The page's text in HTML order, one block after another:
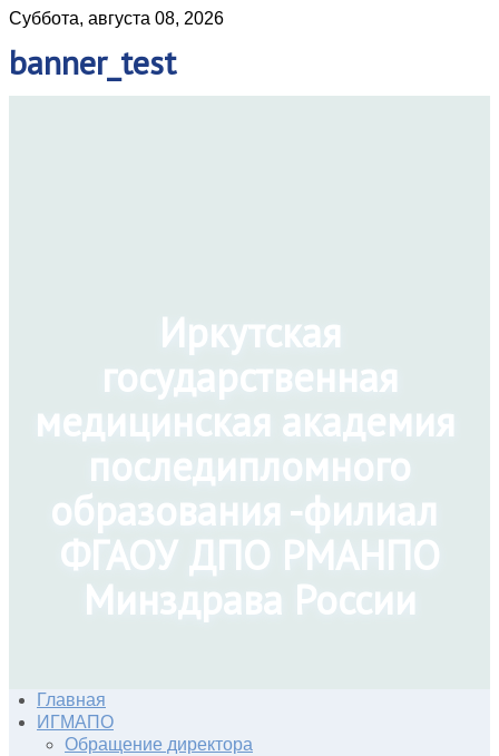
Суббота, августа 08, 2026
banner_test
Иркутская
государственная
медицинская академия
последипломного
образования -филиал
ФГАОУ ДПО РМАНПО
Минздрава России
Главная
ИГМАПО
Обращение директора